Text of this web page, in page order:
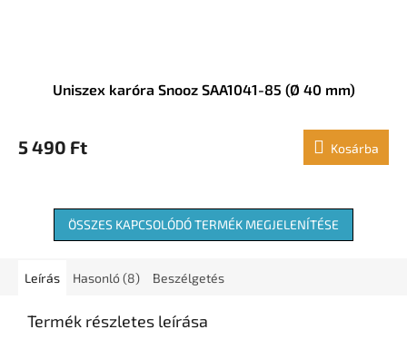
Uniszex karóra Snooz SAA1041-85 (Ø 40 mm)
5 490 Ft Kosárba
ÖSSZES KAPCSOLÓDÓ TERMÉK MEGJELENÍTÉSE
Leírás Hasonló (8) Beszélgetés
Termék részletes leírása